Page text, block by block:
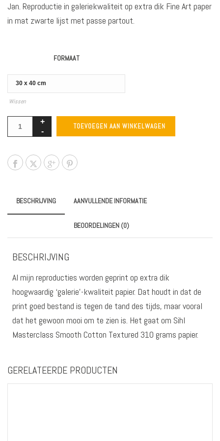
Jan. Reproductie in galeriekwaliteit op extra dik Fine Art paper
in mat zwarte lijst met passe partout.
FORMAAT
Wissen
TOEVOEGEN AAN WINKELWAGEN
BESCHRIJVING AANVULLENDE INFORMATIE
BEOORDELINGEN (0)
BESCHRIJVING
Al mijn reproducties worden geprint op extra dik
hoogwaardig ‘galerie’-kwaliteit papier. Dat houdt in dat de
print goed bestand is tegen de tand des tijds, maar vooral
dat het gewoon mooi om te zien is. Het gaat om Sihl
Masterclass Smooth Cotton Textured 310 grams papier.
GERELATEERDE PRODUCTEN